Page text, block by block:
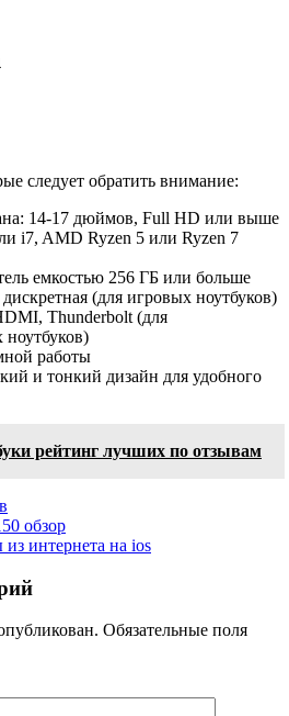
следует обратить внимание:
14-17 дюймов, Full HD или выше
i7, AMD Ryzen 5 или Ryzen 7
емкостью 256 ГБ или больше
(для игровых ноутбуков)
Thunderbolt (для
работы
и тонкий дизайн для удобного
рейтинг лучших по отзывам
обзор
интернета на ios
Обязательные поля